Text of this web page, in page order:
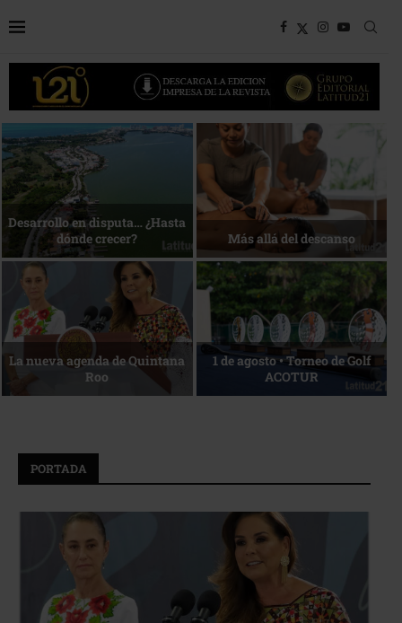
Bottega, un viaje servido a la
mesa
Energía que Impulsa la
competitividad
Reconocimiento de viajeros La esencia del servicio
PORTADA